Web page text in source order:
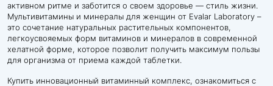
активном ритме и заботится о своем здоровье — стиль жизни.
Мультивитамины и минералы для женщин от Evalar Laboratory –
это сочетание натуральных растительных компонентов,
легкоусвояемых форм витаминов и минералов в современной
хелатной форме, которое позволит получить максимум пользы
для организма от приема каждой таблетки.
Купить инновационный витаминный комплекс, ознакомиться с